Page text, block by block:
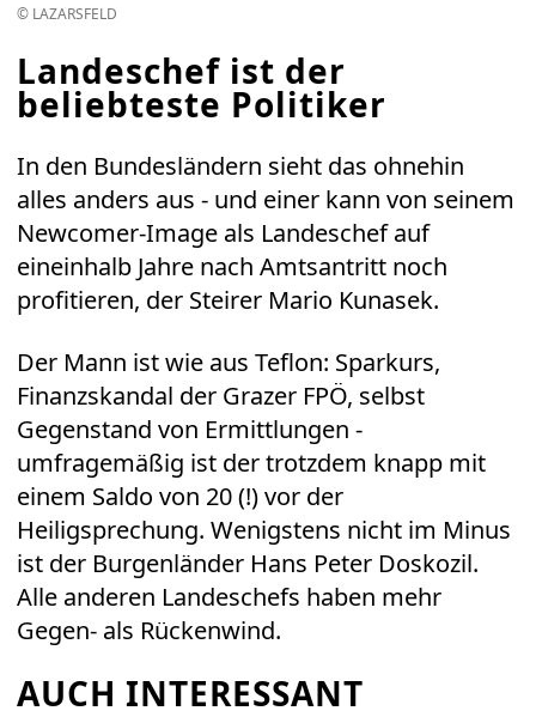
© LAZARSFELD
Landeschef ist der
beliebteste Politiker
In den Bundesländern sieht das ohnehin
alles anders aus - und einer kann von seinem
Newcomer-Image als Landeschef auf
eineinhalb Jahre nach Amtsantritt noch
profitieren, der Steirer Mario Kunasek.
Der Mann ist wie aus Teflon: Sparkurs,
Finanzskandal der Grazer FPÖ, selbst
Gegenstand von Ermittlungen -
umfragemäßig ist der trotzdem knapp mit
einem Saldo von 20 (!) vor der
Heiligsprechung. Wenigstens nicht im Minus
ist der Burgenländer Hans Peter Doskozil.
Alle anderen Landeschefs haben mehr
Gegen- als Rückenwind.
AUCH INTERESSANT